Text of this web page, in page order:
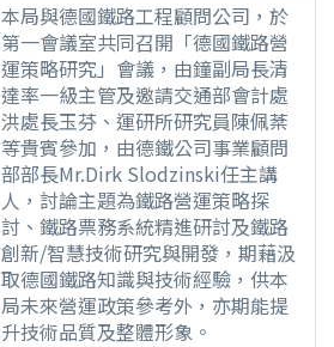
本局與德國鐵路工程顧問公司，於
第一會議室共同召開「德國鐵路營
運策略研究」會議，由鐘副局長清
達率一級主管及邀請交通部會計處
洪處長玉芬、運研所研究員陳佩棻
等貴賓參加，由德鐵公司事業顧問
部部長Mr.Dirk Slodzinski任主講
人，討論主題為鐵路營運策略探
討、鐵路票務系統精進研討及鐵路
創新/智慧技術研究與開發，期藉汲
取德國鐵路知識與技術經驗，供本
局未來營運政策參考外，亦期能提
升技術品質及整體形象。